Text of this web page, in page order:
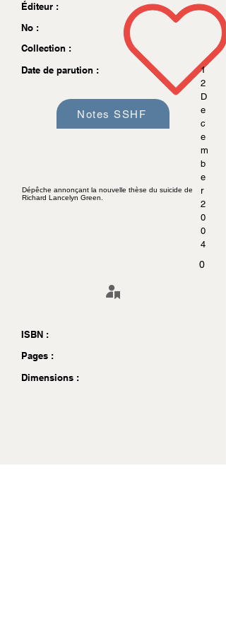
Éditeur :
No :
Collection :
Date de parution :
1
2
D
e
c
e
m
b
e
r
2
0
0
4
0
ISBN :
Pages :
Dimensions :
Notes SSHF
Dépêche annonçant la nouvelle thèse du suicide de
Richard Lancelyn Green.